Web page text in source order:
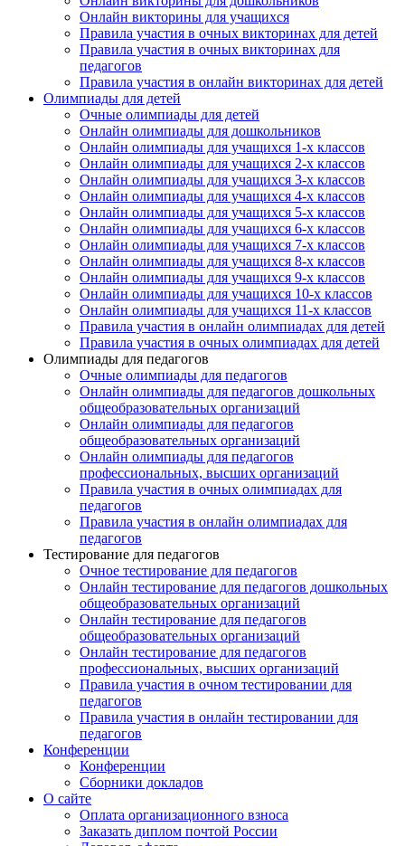
Онлайн викторины для учащихся
Правила участия в очных викторинах для детей
Правила участия в очных викторинах для
педагогов
Правила участия в онлайн викторинах для детей
Олимпиады для детей
Очные олимпиады для детей
Онлайн олимпиады для дошкольников
Онлайн олимпиады для учащихся 1-х классов
Онлайн олимпиады для учащихся 2-х классов
Онлайн олимпиады для учащихся 3-х классов
Онлайн олимпиады для учащихся 4-х классов
Онлайн олимпиады для учащихся 5-х классов
Онлайн олимпиады для учащихся 6-х классов
Онлайн олимпиады для учащихся 7-х классов
Онлайн олимпиады для учащихся 8-х классов
Онлайн олимпиады для учащихся 9-х классов
Онлайн олимпиады для учащихся 10-х классов
Онлайн олимпиады для учащихся 11-х классов
Правила участия в онлайн олимпиадах для детей
Правила участия в очных олимпиадах для детей
Олимпиады для педагогов
Очные олимпиады для педагогов
Онлайн олимпиады для педагогов дошкольных
общеобразовательных организаций
Онлайн олимпиады для педагогов
общеобразовательных организаций
Онлайн олимпиады для педагогов
профессиональных, высших организаций
Правила участия в очных олимпиадах для
педагогов
Правила участия в онлайн олимпиадах для
педагогов
Тестирование для педагогов
Очное тестирование для педагогов
Онлайн тестирование для педагогов дошкольных
общеобразовательных организаций
Онлайн тестирование для педагогов
общеобразовательных организаций
Онлайн тестирование для педагогов
профессиональных, высших организаций
Правила участия в очном тестировании для
педагогов
Правила участия в онлайн тестировании для
педагогов
Конференции
Конференции
Сборники докладов
О сайте
Оплата организационного взноса
Заказать диплом почтой России